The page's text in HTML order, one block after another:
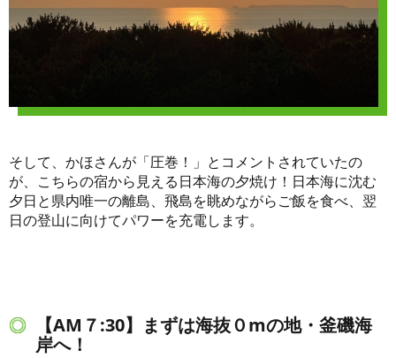
そして、かほさんが「圧巻！」とコメントされていたの
が、こちらの宿から見える日本海の夕焼け！日本海に沈む
夕日と県内唯一の離島、飛島を眺めながらご飯を食べ、翌
日の登山に向けてパワーを充電します。
【AM７:30】まずは海抜０mの地・釜磯海
岸へ！